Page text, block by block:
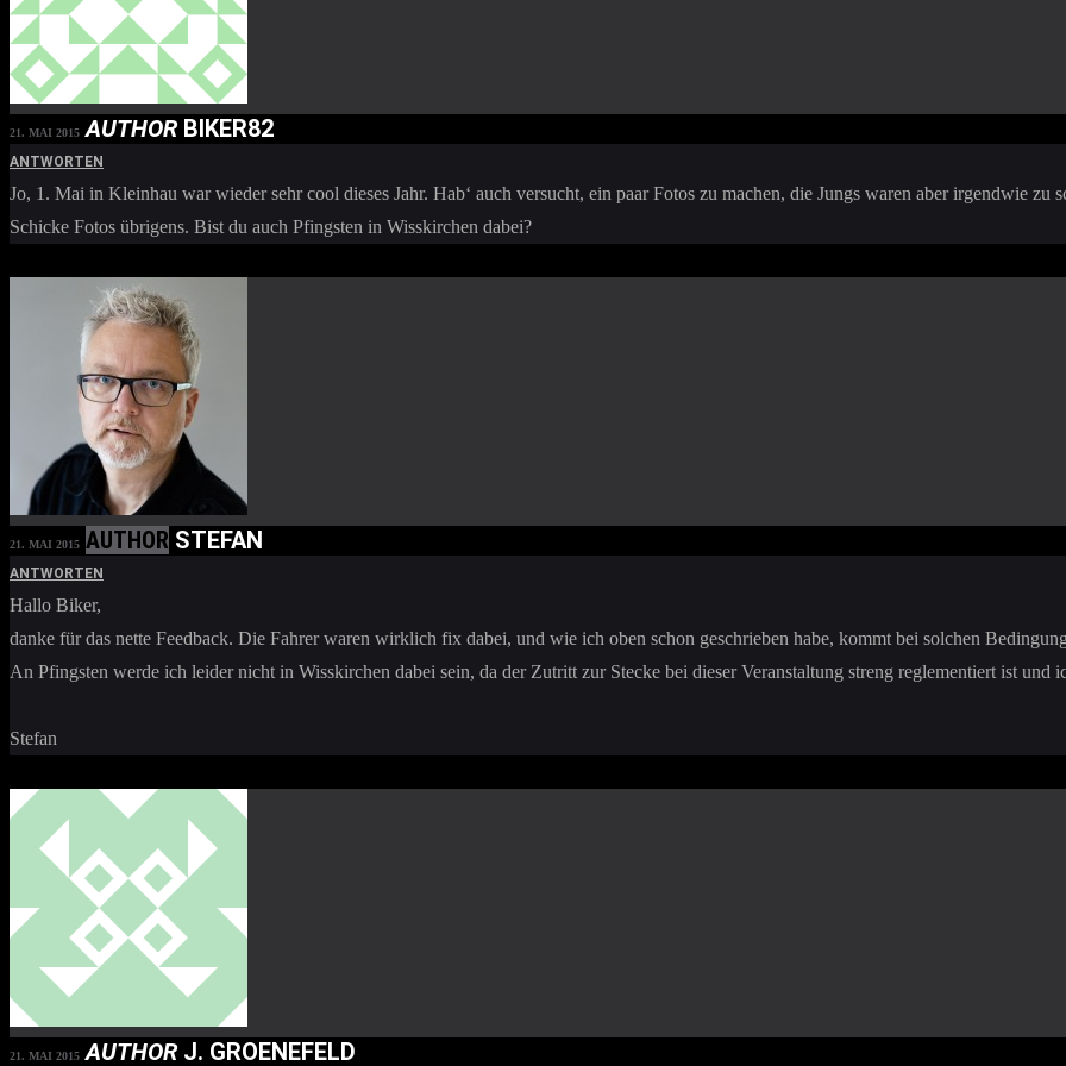
21. MAI 2015 AUTHORBIKER82
ANTWORTEN
Jo, 1. Mai in Kleinhau war wieder sehr cool dieses Jahr. Hab‘ auch versucht, ein paar Fotos zu machen, die Jungs waren aber irgendwie
Schicke Fotos übrigens. Bist du auch Pfingsten in Wisskirchen dabei?
21. MAI 2015 AUTHOR STEFAN
ANTWORTEN
Hallo Biker,
danke für das nette Feedback. Die Fahrer waren wirklich fix dabei, und wie ich oben schon geschrieben habe, kommt bei solchen
An Pfingsten werde ich leider nicht in Wisskirchen dabei sein, da der Zutritt zur Stecke bei dieser Veranstaltung streng reglementiert ist und
Stefan
21. MAI 2015 AUTHORJ. GROENEFELD